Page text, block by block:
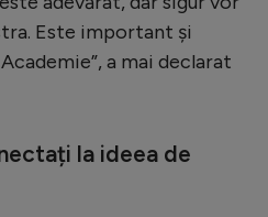
Este important și
a mai declarat
la ideea de